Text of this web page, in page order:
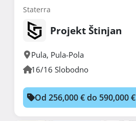
Staterra
Projekt Štinjan
Pula, Pula-Pola
16/16 Slobodno
Od 256,000 € do 590,000 €